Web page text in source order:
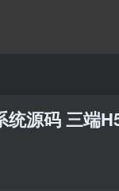
源码 三端